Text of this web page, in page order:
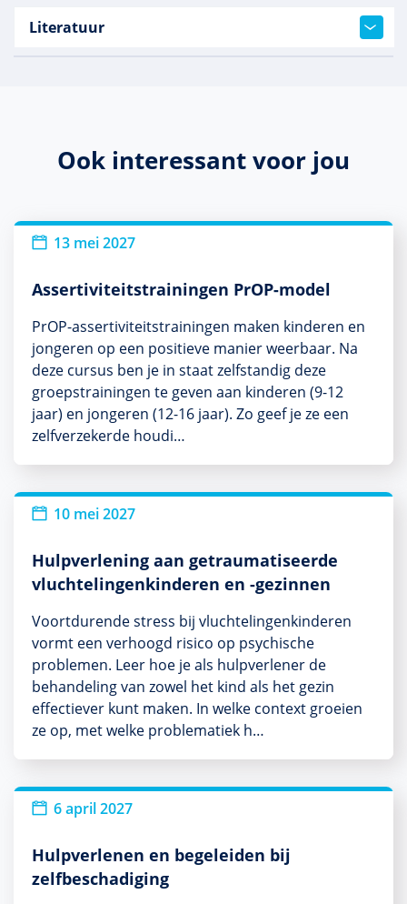
Literatuur
Ook interessant voor jou
13 mei 2027
Assertiviteitstrainingen PrOP-model
PrOP-assertiviteitstrainingen maken kinderen en
jongeren op een positieve manier weerbaar. Na
deze cursus ben je in staat zelfstandig deze
groepstrainingen te geven aan kinderen (9-12
jaar) en jongeren (12-16 jaar). Zo geef je ze een
zelfverzekerde houdi…
10 mei 2027
Hulpverlening aan getraumatiseerde
vluchtelingenkinderen en -gezinnen
Voortdurende stress bij vluchtelingenkinderen
vormt een verhoogd risico op psychische
problemen. Leer hoe je als hulpverlener de
behandeling van zowel het kind als het gezin
effectiever kunt maken. In welke context groeien
ze op, met welke problematiek h…
6 april 2027
Hulpverlenen en begeleiden bij
zelfbeschadiging